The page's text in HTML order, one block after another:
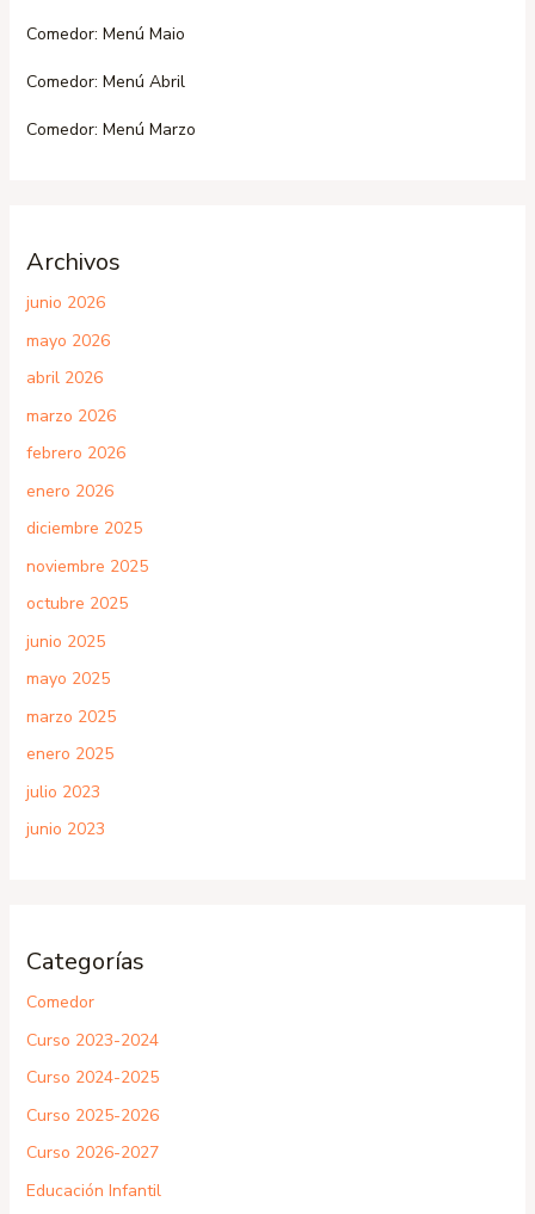
Comedor: Menú Maio
Comedor: Menú Abril
Comedor: Menú Marzo
Archivos
junio 2026
mayo 2026
abril 2026
marzo 2026
febrero 2026
enero 2026
diciembre 2025
noviembre 2025
octubre 2025
junio 2025
mayo 2025
marzo 2025
enero 2025
julio 2023
junio 2023
Categorías
Comedor
Curso 2023-2024
Curso 2024-2025
Curso 2025-2026
Curso 2026-2027
Educación Infantil